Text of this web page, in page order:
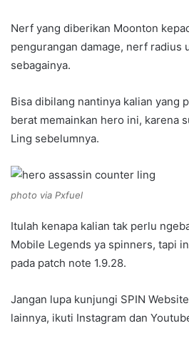
Nerf yang diberikan Moonton
pengurangan damage, nerf radius
sebagainya.
Bisa dibilang nantinya kalian yang
berat memainkan hero ini, karena
Ling sebelumnya.
photo via Pxfuel
Itulah kenapa kalian tak perlu
Mobile Legends ya spinners, tapi
pada patch note 1.9.28.
Jangan lupa kunjungi SPIN Website
lainnya, ikuti Instagram dan